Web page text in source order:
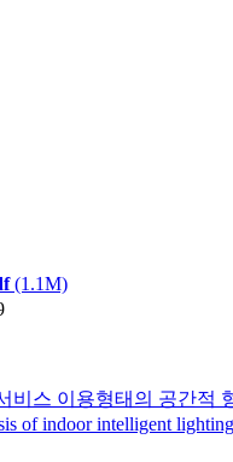
(1.1M)
비스 이용형태의 공간적
of indoor intelligent